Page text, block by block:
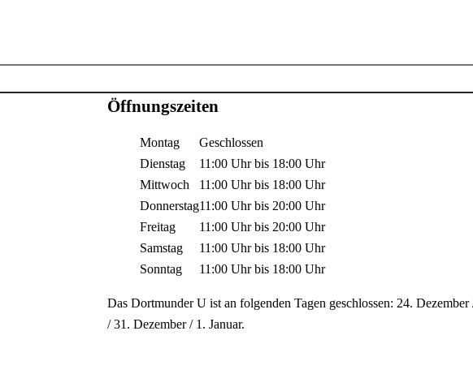
Öffnungszeiten
Montag
Geschlossen
Dienstag
11:00 Uhrbis 18:00 Uhr
Mittwoch
11:00 Uhrbis 18:00 Uhr
Donnerstag11:00 Uhrbis 20:00 Uhr
Freitag
11:00 Uhrbis 20:00 Uhr
Samstag
11:00 Uhrbis 18:00 Uhr
Sonntag
11:00 Uhrbis 18:00 Uhr
Das Dortmunder U ist an folgenden Tagen geschlossen: 24.
/ 31. Dezember / 1. Januar.